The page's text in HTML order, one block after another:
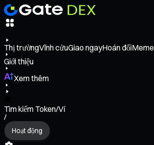
Thị trườngVĩnh cửuGiao ngayHoán đổiMeme
Giới thiệu
Xem thêm
Tìm kiếm Token/Ví
/
Hoạt động